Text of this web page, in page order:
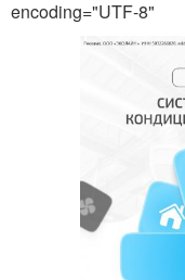
encoding="UTF-8"